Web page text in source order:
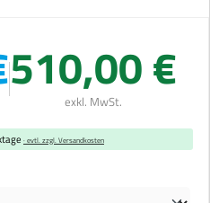
510,00 €
exkl. MwSt.
· evtl. zzgl. Versandkosten